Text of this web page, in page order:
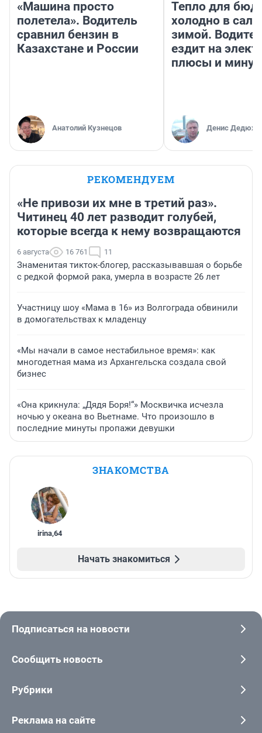
«Машина просто
полетела». Водитель
сравнил бензин в
Казахстане и России
Анатолий Кузнецов
Тепло для
холодно в
зимой.
ездит на
плюсы и
Денис
РЕКОМЕНДУЕМ
«Не привози их мне в третий раз».
Читинец 40 лет разводит голубей,
которые всегда к нему возвращаются
6 августа 16 761 11
Знаменитая тикток-блогер, рассказывавшая о борьбе
с редкой формой рака, умерла в возрасте 26 лет
Участницу шоу «Мама в 16» из Волгограда обвинили
в домогательствах к младенцу
«Мы начали в самое нестабильное время»: как
многодетная мама из Архангельска создала свой
бизнес
«Она крикнула: „Дядя Боря!“» Москвичка исчезла
ночью у океана во Вьетнаме. Что произошло в
последние минуты пропажи девушки
ЗНАКОМСТВА
irina,64
Начать знакомиться
Подписаться на новости
Сообщить новость
Рубрики
Реклама на сайте